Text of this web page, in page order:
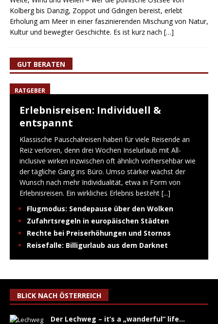
Kolberg bis Danzig, Zoppot und Gdingen bereist, erlebt
Erholung am Meer in einer faszinierenden Mischung von Natur,
Kultur und bewegter Geschichte. Es ist kurz nach […]
GUT BERATEN
RATGEBER
Erlebnisreisen: Individuell &
entspannt
Klassische Pauschalreisen haben für viele Reisende an
Reiz verloren, denn drei Wochen Inselurlaub mit All-
inclusive wirken inzwischen oft ähnlich vorhersehbar wie
der tägliche Gang ins Büro. Umso stärker wächst der
Wunsch nach mehr Individualität, etwa in Form von
Erlebnisreisen. Ein wirkliches Erlebnis besteht [...]
Flugmodus: Sendepause über den Wolken
Zufahrtsregeln in europäischen Städten
Rechte bei Preiserhöhungen und Stornos
Reisefalle: Billigurlaub aus dem Darknet
BLICK NACH ÖSTERREICH
Der Lechweg – it’s a „wanderful“ life…